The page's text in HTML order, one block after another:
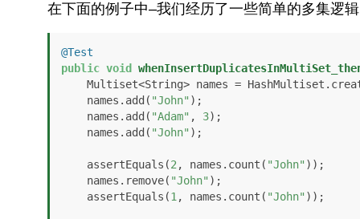
在下面的例子中–我们经历了一些简单的多集逻
@Test
public void
    names.add(
"John" );
    names.add(
"Adam" , 3);
    names.add(
"John" );
    assertEquals(
2, names.count( "John" ));
    names.remove(
"John" );
    assertEquals(
1, names.count( "John" ));